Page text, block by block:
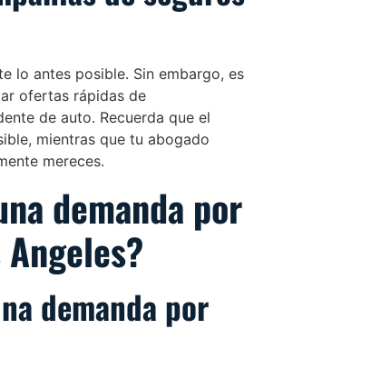
lo antes posible. Sin embargo, es
ofertas rápidas de
de auto. Recuerda que el
mientras que tu abogado
mereces.
demanda por
demanda por